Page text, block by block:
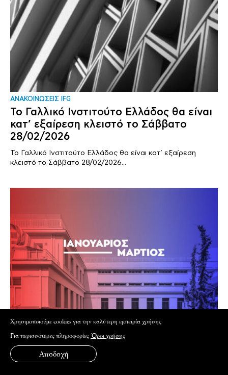
ΑΝΑΚΟΙΝΩΣΕΙΣ IFG
Το Γαλλικό Ινστιτούτο Ελλάδος θα είναι
κατ’ εξαίρεση κλειστό το Σάββατο
28/02/2026
Το Γαλλικό Ινστιτούτο Ελλάδος θα είναι κατ’ εξαίρεση
κλειστό το Σάββατο 28/02/2026...
Xρησιμοποιούμε cookies για την καλύτερη εμπειρία χρήσης
Για περισσότερες πληροφορίεςΌροι χρήσης
Αποδοχή